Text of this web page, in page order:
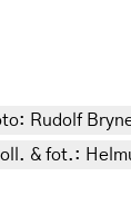
Rudolf
& fot.: